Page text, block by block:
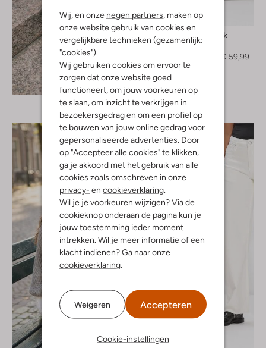
Wij, en onze negen partners, maken op
onze website gebruik van cookies en
vergelijkbare technieken (gezamenlijk:
"cookies").
Wij gebruiken cookies om ervoor te
zorgen dat onze website goed
functioneert, om jouw voorkeuren op
te slaan, om inzicht te verkrijgen in
bezoekersgedrag en om een profiel op
te bouwen van jouw online gedrag voor
gepersonaliseerde advertenties. Door
op "Accepteer alle cookies" te klikken,
ga je akkoord met het gebruik van alle
cookies zoals omschreven in onze
privacy- en cookieverklaring.
Wil je je voorkeuren wijzigen? Via de
cookieknop onderaan de pagina kun je
jouw toestemming ieder moment
intrekken. Wil je meer informatie of een
klacht indienen? Ga naar onze
cookieverklaring.
Weigeren Accepteren
Cookie-instellingen
Ontdek de look
-40%
Withblack
Pantalon
€ 59,99